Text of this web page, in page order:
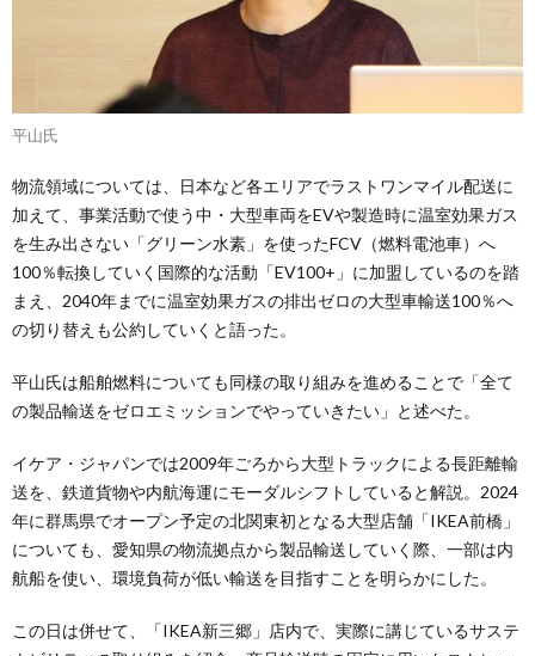
平山氏
物流領域については、日本など各エリアでラストワンマイル配送に
加えて、事業活動で使う中・大型車両をEVや製造時に温室効果ガス
を生み出さない「グリーン水素」を使ったFCV（燃料電池車）へ
100％転換していく国際的な活動「EV100+」に加盟しているのを踏
まえ、2040年までに温室効果ガスの排出ゼロの大型車輸送100％へ
の切り替えも公約していくと語った。
平山氏は船舶燃料についても同様の取り組みを進めることで「全て
の製品輸送をゼロエミッションでやっていきたい」と述べた。
イケア・ジャパンでは2009年ごろから大型トラックによる長距離輸
送を、鉄道貨物や内航海運にモーダルシフトしていると解説。2024
年に群馬県でオープン予定の北関東初となる大型店舗「IKEA前橋」
についても、愛知県の物流拠点から製品輸送していく際、一部は内
航船を使い、環境負荷が低い輸送を目指すことを明らかにした。
この日は併せて、「IKEA新三郷」店内で、実際に講じているサステ